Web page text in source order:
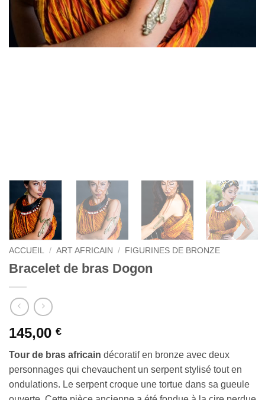
ACCUEIL / ART AFRICAIN / FIGURINES DE BRONZE
Bracelet de bras Dogon
145,00 €
Tour de bras africain décoratif en bronze avec deux
personnages qui chevauchent un serpent stylisé tout en
ondulations. Le serpent croque une tortue dans sa gueule